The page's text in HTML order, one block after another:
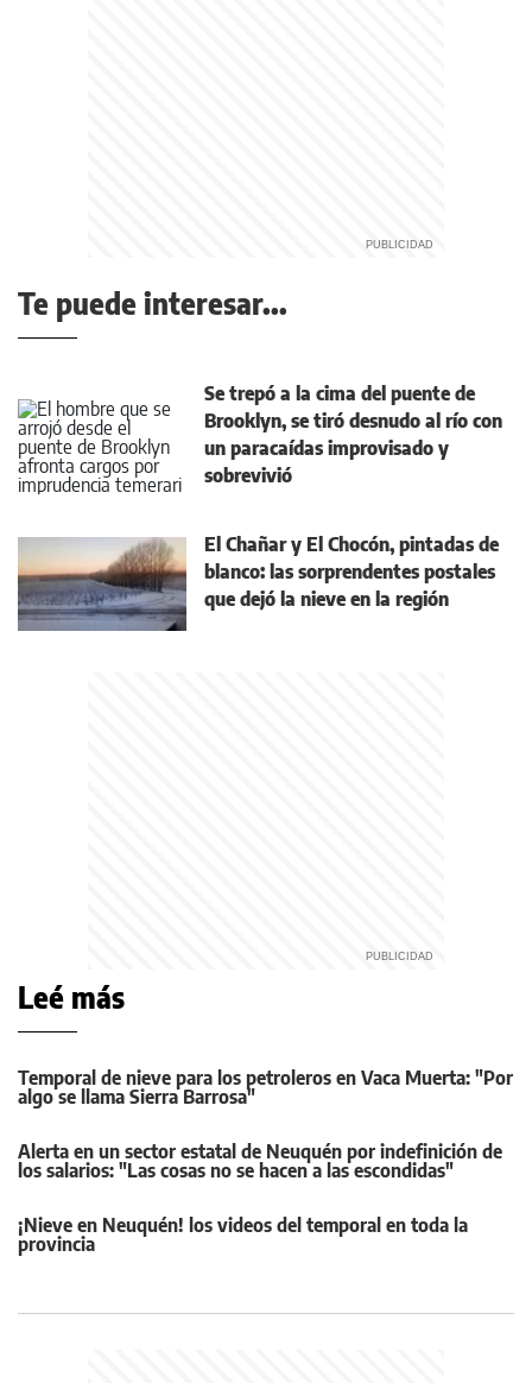
Te puede interesar...
Se trepó a la cima del puente de
Brooklyn, se tiró desnudo al río con
un paracaídas improvisado y
sobrevivió
El Chañar y El Chocón, pintadas de
blanco: las sorprendentes postales
que dejó la nieve en la región
Leé más
Temporal de nieve para los petroleros en Vaca Muerta: "Por
algo se llama Sierra Barrosa"
Alerta en un sector estatal de Neuquén por indefinición de
los salarios: "Las cosas no se hacen a las escondidas"
¡Nieve en Neuquén! los videos del temporal en toda la
provincia